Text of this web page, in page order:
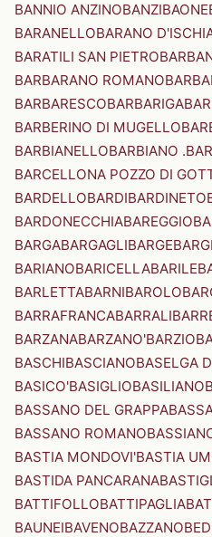
BANNIO ANZINOBANZIBAONE
BARANELLOBARANO
BARATILI SAN PIETRO
BARBARANO ROMANO
BARBARESCOBARBARIGA
BARBERINO DI MUGELLO
BARBIANELLOBARBIANO
BARCELLONA POZZO DI
BARDELLOBARDIBARDINETO
BARDONECCHIABAREGGIO
BARGABARGAGLIBARGE
BARIANOBARICELLABARILE
BARLETTABARNIBAROLO
BARRAFRANCABARRALI
BARZANABARZANO'BARZIO
BASCHIBASCIANOBASELGA
BASICO'BASIGLIOBASILIANO
BASSANO DEL GRAPPA
BASSANO ROMANO
BASTIA MONDOVI'BASTIA
BASTIDA PANCARANA
BATTIFOLLOBATTIPAGLIA
BAUNEIBAVENOBAZZANO